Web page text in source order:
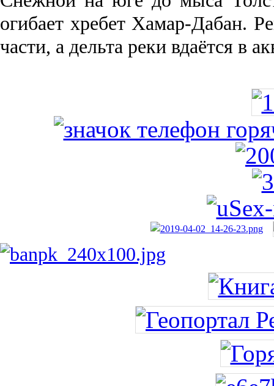
огибает хребет Хамар-Дабан.
части, а дельта реки вда­ётся в